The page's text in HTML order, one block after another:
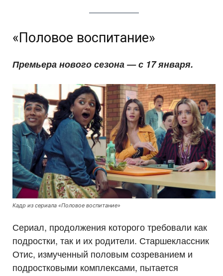
«Половое воспитание»
Премьера нового сезона — с 17 января.
Кадр из сериала «Половое воспитание»
Сериал, продолжения которого требовали как
подростки, так и их родители. Старшеклассник
Отис, измученный половым созреванием и
подростковыми комплексами, пытается